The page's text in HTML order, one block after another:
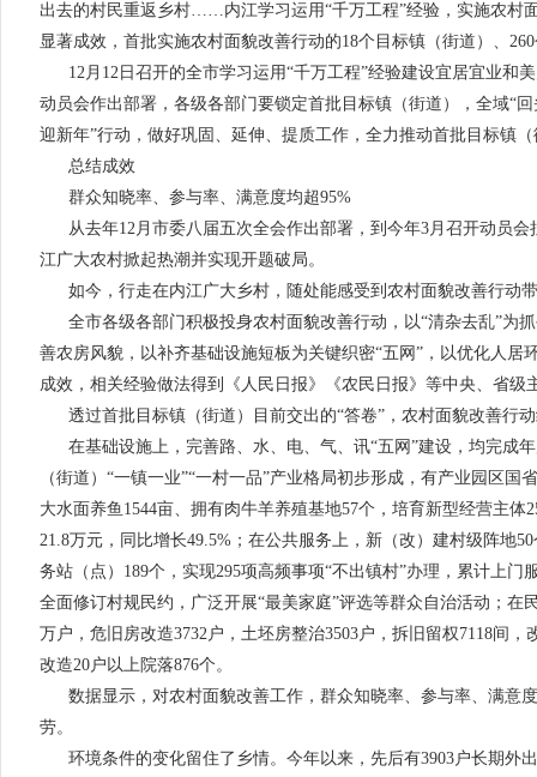
出去的村民重返乡村……内江学习运用“千万工程”经验，实施农村
显著成效，首批实施农村面貌改善行动的18个目标镇（街道）、
12月12日召开的全市学习运用“千万工程”经验建设宜居宜业和
动员会作出部署，各级各部门要锁定首批目标镇（街道），全域“
迎新年”行动，做好巩固、延伸、提质工作，全力推动首批目标镇
总结成效
群众知晓率、参与率、满意度均超95%
从去年12月市委八届五次全会作出部署，到今年3月召开动员
江广大农村掀起热潮并实现开题破局。
如今，行走在内江广大乡村，随处能感受到农村面貌改善行动
全市各级各部门积极投身农村面貌改善行动，以“清杂去乱”为
善农房风貌，以补齐基础设施短板为关键织密“五网”，以优化人居
成效，相关经验做法得到《人民日报》《农民日报》等中央、省级
透过首批目标镇（街道）目前交出的“答卷”，农村面貌改善
在基础设施上，完善路、水、电、气、讯“五网”建设，均完成
（街道）“一镇一业”“一村一品”产业格局初步形成，有产业园区国
大水面养鱼1544亩、拥有肉牛羊养殖基地57个，培育新型经营主体
21.8万元，同比增长49.5%；在公共服务上，新（改）建村级阵地
务站（点）189个，实现295项高频事项“不出镇村”办理，累计上门
全面修订村规民约，广泛开展“最美家庭”评选等群众自治活动；在
万户，危旧房改造3732户，土坯房整治3503户，拆旧留权7118间，
改造20户以上院落876个。
数据显示，对农村面貌改善工作，群众知晓率、参与率、满意
劳。
环境条件的变化留住了乡情。今年以来，先后有3903户长期外